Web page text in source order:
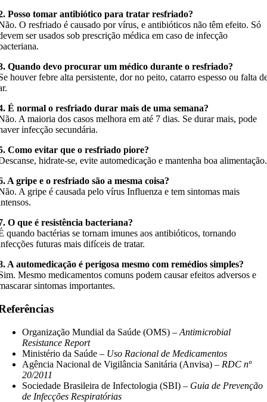
Posso tomar antibiótico para tratar resfriado?
O resfriado é causado por vírus, e antibióticos não têm efeito. Só
ser usados sob prescrição médica em caso de infecção
Quando devo procurar um médico durante o resfriado?
houver febre alta persistente, dor no peito, catarro espesso ou falta
É normal o resfriado durar mais de uma semana?
A maioria dos casos melhora em até 7 dias. Se durar mais, pode
infecção secundária.
Como evitar que o resfriado piore?
hidrate-se, evite automedicação e mantenha boa alimentação.
A gripe e o resfriado são a mesma coisa?
A gripe é causada pelo vírus Influenza e tem sintomas mais
O que é resistência bacteriana?
quando bactérias se tornam imunes aos antibióticos, tornando
futuras mais difíceis de tratar.
A automedicação é perigosa mesmo com remédios simples?
Mesmo medicamentos comuns podem causar efeitos adversos e
sintomas importantes.
Organização Mundial da Saúde (OMS) –Antimicrobial
Resistance Report
Ministério da Saúde – Uso Racional de Medicamentos
Agência Nacional de Vigilância Sanitária (Anvisa) – RDC nº
20/2011
Sociedade Brasileira de Infectologia (SBI) – Guia de Prevenção
de Infecções Respiratórias